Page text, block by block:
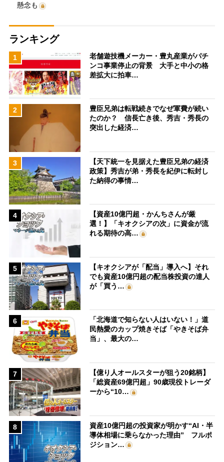
懸念も
ランキング
1
老舗遊技機メーカー・豊丸産業がパチ
ンコ事業停止の背景 大手と中小の格
差拡大に拍車…
2
豊臣兄弟は転戦続きでなぜ軍費が続い
たのか？ 信長亡き後、秀吉・秀長の
突出した経済…
3
【天下統一を見据えた豊臣兄弟の経済
政策】秀吉が弟・秀長を紀伊に転封し
た納得の事情…
4
【資産10億円超・かんちさんが厳
選！】「キオクシアの次」に資金が流
れる期待の高…
5
【キオクシアが「配当」導入へ】それ
でも資産10億円超の配当株投資の達人
が「買う…
6
「北海道で知らない人はいない！」道
民熱愛のカップ焼きそば「やきそば弁
当」、最大の…
7
【億り人オールスターが狙う20銘柄】
「総資産69億円超」90歳現役トレーダ
ーから“10…
8
資産10億円超の投資家が明かす“AI・半
導体相場に乗らなかった理由” フルポ
ジション…